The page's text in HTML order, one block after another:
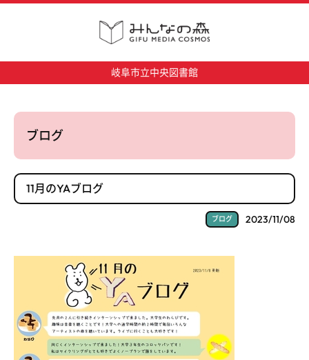
岐阜市立中央図書館
ブログ
11月のYAブログ
ブログ 2023/11/08